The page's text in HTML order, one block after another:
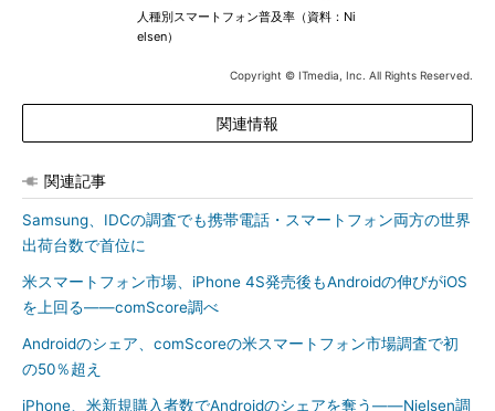
人種別スマートフォン普及率（資料：Ni
elsen）
Copyright © ITmedia, Inc. All Rights Reserved.
関連情報
関連記事
Samsung、IDCの調査でも携帯電話・スマートフォン両方の世界
出荷台数で首位に
米スマートフォン市場、iPhone 4S発売後もAndroidの伸びがiOS
を上回る――comScore調べ
Androidのシェア、comScoreの米スマートフォン市場調査で初
の50％超え
iPhone、米新規購入者数でAndroidのシェアを奪う――Nielsen調